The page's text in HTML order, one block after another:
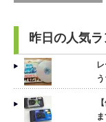
昨日の人気